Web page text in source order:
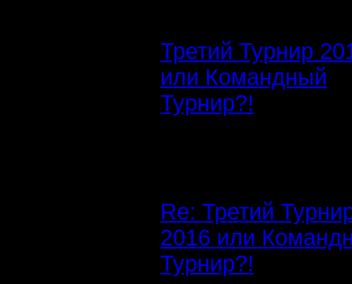
Третий Турнир
или Командный
Турнир?!
Re: Третий
2016 или
Турнир?!